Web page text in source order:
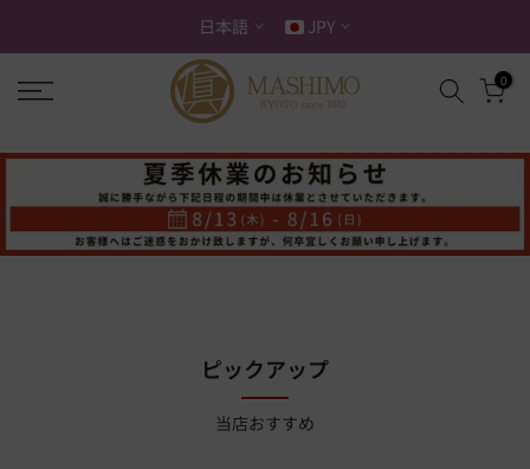
キ
ッ
プ
る
日本語 JPY
0
ピックアップ
当店おすすめ